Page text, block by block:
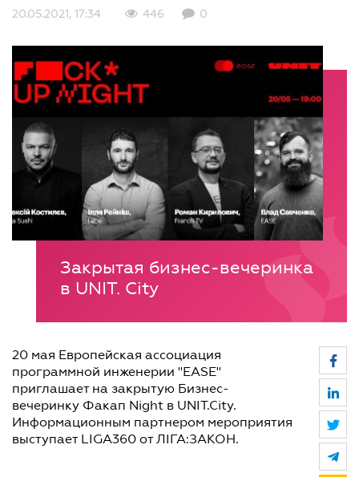
20.05.2021, 17:34 446 0
Закрытая бизнес-вечеринка
в UNIT. City
20 мая Европейская ассоциация
программной инженерии "EASE"
приглашает на закрытую Бизнес-
вечеринку Факап Night в UNIT.City.
Информационным партнером мероприятия
выступает LIGA360 от ЛІГА:ЗАКОН.